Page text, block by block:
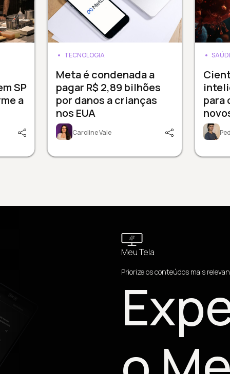
SP
a
TECNOLOGIA
Meta é condenada a
pagar R$ 2,89 bilhões
por danos a crianças
nos EUA
Caroline Vale
para
Meu Tela
Priorize os conteúdos mais